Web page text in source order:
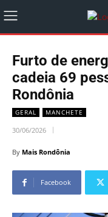
Furto de
cadeia 69
Rondônia
GERAL MANCHETE
30/06/2026
By Mais Rondônia
Facebook